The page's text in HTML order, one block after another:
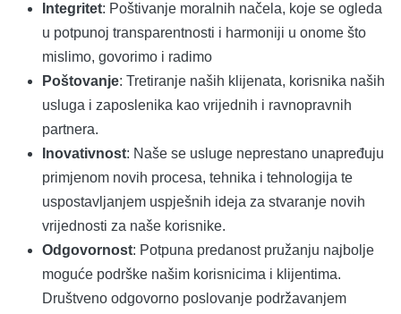
Integritet: Poštivanje moralnih načela, koje se ogleda
u potpunoj transparentnosti i harmoniji u onome što
mislimo, govorimo i radimo
Poštovanje: Tretiranje naših klijenata, korisnika naših
usluga i zaposlenika kao vrijednih i ravnopravnih
partnera.
Inovativnost: Naše se usluge neprestano unapređuju
primjenom novih procesa, tehnika i tehnologija te
uspostavljanjem uspješnih ideja za stvaranje novih
vrijednosti za naše korisnike.
Odgovornost: Potpuna predanost pružanju najbolje
moguće podrške našim korisnicima i klijentima.
Društveno odgovorno poslovanje podržavanjem